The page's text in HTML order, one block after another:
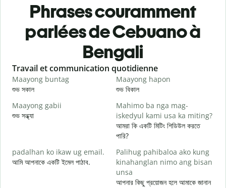
Phrases couramment
parlées de Cebuano à
Bengali
Slide 1 of 6
Travail et communication quotidienne
Maayong buntag
শুভ সকাল
Maayong hapon
শুভ বিকাল
Maayong gabii
শুভ সন্ধ্যা
Mahimo ba nga mag-
iskedyul kami usa ka miting?
আমরা কি একটি মিটিং শিডিউল করতে
পারি?
padalhan ko ikaw ug email.
আমি আপনাকে একটি ইমেল পাঠাব.
Palihug pahibaloa ako kung
kinahanglan nimo ang bisan
unsa
আপনার কিছু প্রয়োজন হলে আমাকে জানান